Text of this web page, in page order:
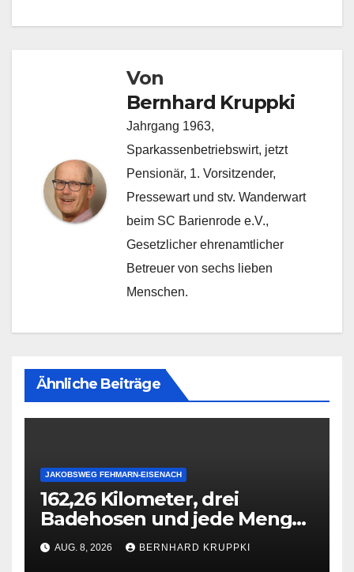
Von
Bernhard Kruppki
Jahrgang 1963,
Sparkassenbetriebswirt, jetzt
Pensionär, 1. Vorsitzender,
Pressewart und stv. Wanderwart
beim SC Barienrode e.V.,
Gesetzlicher ehrenamtlicher
Betreuer von sechs lieben
Menschen.
Ähnliche Beiträge
JAKOBSWEG FEHMARN-EISENACH
162,26 Kilometer, drei
Badehosen und jede Menge
Geschichten – mein Fazit zur
Via Scandinavica von
AUG. 8, 2026 BERNHARD KRUPPKI